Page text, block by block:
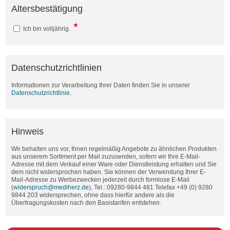
Altersbestätigung
Ich bin volljährig.
Datenschutzrichtlinien
Informationen zur Verarbeitung Ihrer Daten finden Sie in unserer
Datenschutzrichtlinie
Hinweis
Wir behalten uns vor, Ihnen regelmäßig Angebote zu ähnlichen Produkten
aus unserem Sortiment per Mail zuzusenden, sofern wir Ihre E-Mail-
Adresse mit dem Verkauf einer Ware oder Dienstleistung erhalten und Sie
dem nicht widersprochen haben. Sie können der Verwendung Ihrer E-
Mail-Adresse zu Werbezwecken jederzeit durch formlose E-Mail
(widerspruch@mediherz.de), Tel.: 09280-9844 481 Telefax +49 (0) 9280
9844 203 widersprechen, ohne dass hierfür andere als die
Übertragungskosten nach den Basistarifen entstehen.